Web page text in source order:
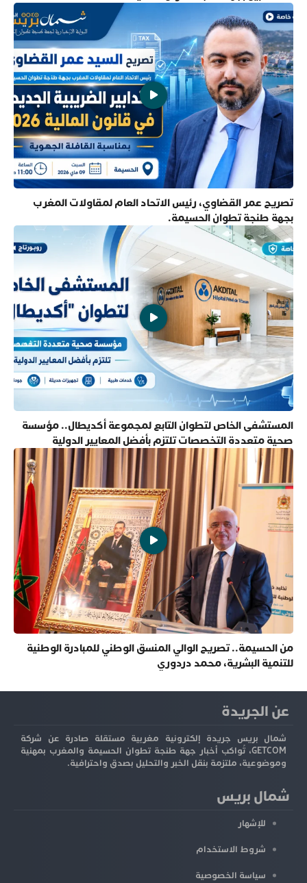
تصريح عمر القضاوي، رئيس الاتحاد العام لمقاولات المغرب
بجهة طنجة تطوان الحسيمة.
المستشفى الخاص لتطوان التابع لمجموعة أكديطال.. مؤسسة
صحية متعددة التخصصات تلتزم بأفضل المعايير الدولية
من الحسيمة.. تصريح الوالي المنسق الوطني للمبادرة الوطنية
للتنمية البشرية، محمد دردوري
عن الجريدة
شمال بريس جريدة إلكترونية مغربية مستقلة صادرة عن شركة
GETCOM، تُواكب أخبار جهة طنجة تطوان الحسيمة والمغرب بمهنية
وموضوعية، ملتزمة بنقل الخبر والتحليل بصدق واحترافية.
شمال بريس
للإشهار
شروط الاستخدام
سياسة الخصوصية